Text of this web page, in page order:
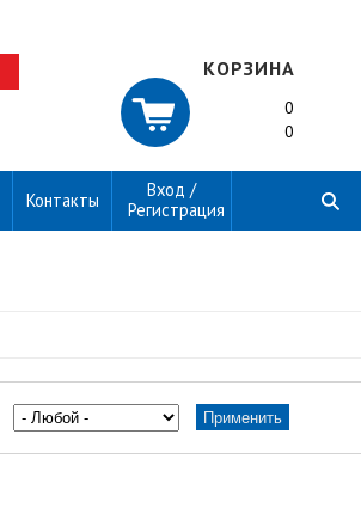
КОРЗИНА
0
0
Контакты
Вход /
Регистрация